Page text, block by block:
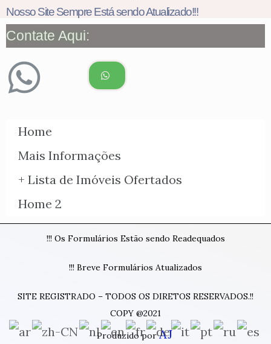
Nosso Site Sempre Está sendo Atualizado!!!
Contate Aqui:
Home
Mais Informações
+ Lista de Imóveis Ofertados
Home 2
!!! Os Formulários Estão sendo Readequados
!!! Breve Formulários Atualizados
SITE REGISTRADO – TODOS OS DIRETOS RESERVADOS.!!
COPY @2021
Produzido porAJ